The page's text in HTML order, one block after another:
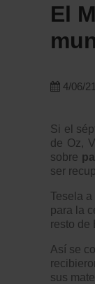
El
4/06/
Si el sé
de Oz,
sobre
ser
Tesela a
para la
resto de
Así se
sus